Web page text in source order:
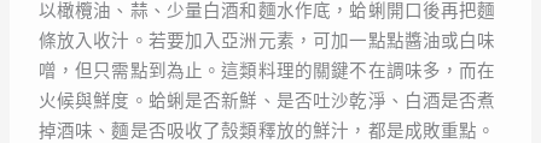
以橄欖油、蒜、少量白酒和麵水作底，蛤蜊開口後再把麵
條放入收汁。若要加入亞洲元素，可加一點點醬油或白味
噌，但只需點到為止。這類料理的關鍵不在調味多，而在
火候與鮮度。蛤蜊是否新鮮、是否吐沙乾淨、白酒是否煮
掉酒味、麵是否吸收了殼類釋放的鮮汁，都是成敗重點。